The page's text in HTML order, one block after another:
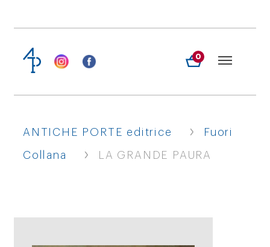
0
ANTICHE PORTE editrice › Fuori
Collana › LA GRANDE PAURA